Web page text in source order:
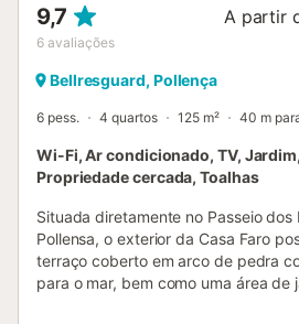
9,7
6 avaliações
A partir
Bellresguard, Pollença
6 pess. 4 quartos 125 m² 40 m
Wi-Fi, Ar condicionado, TV,
Propriedade cercada, Toalhas
Situada diretamente no Passeio dos
Pollensa, o exterior da Casa Faro
terraço coberto em arco de pedra
para o mar, bem como uma área de